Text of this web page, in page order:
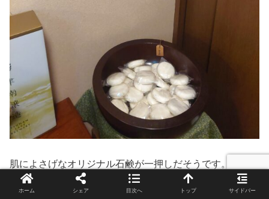
肌によさげなオリジナル石鹸が一押しだそうです。
ホーム シェア 目次へ トップ サイドバー